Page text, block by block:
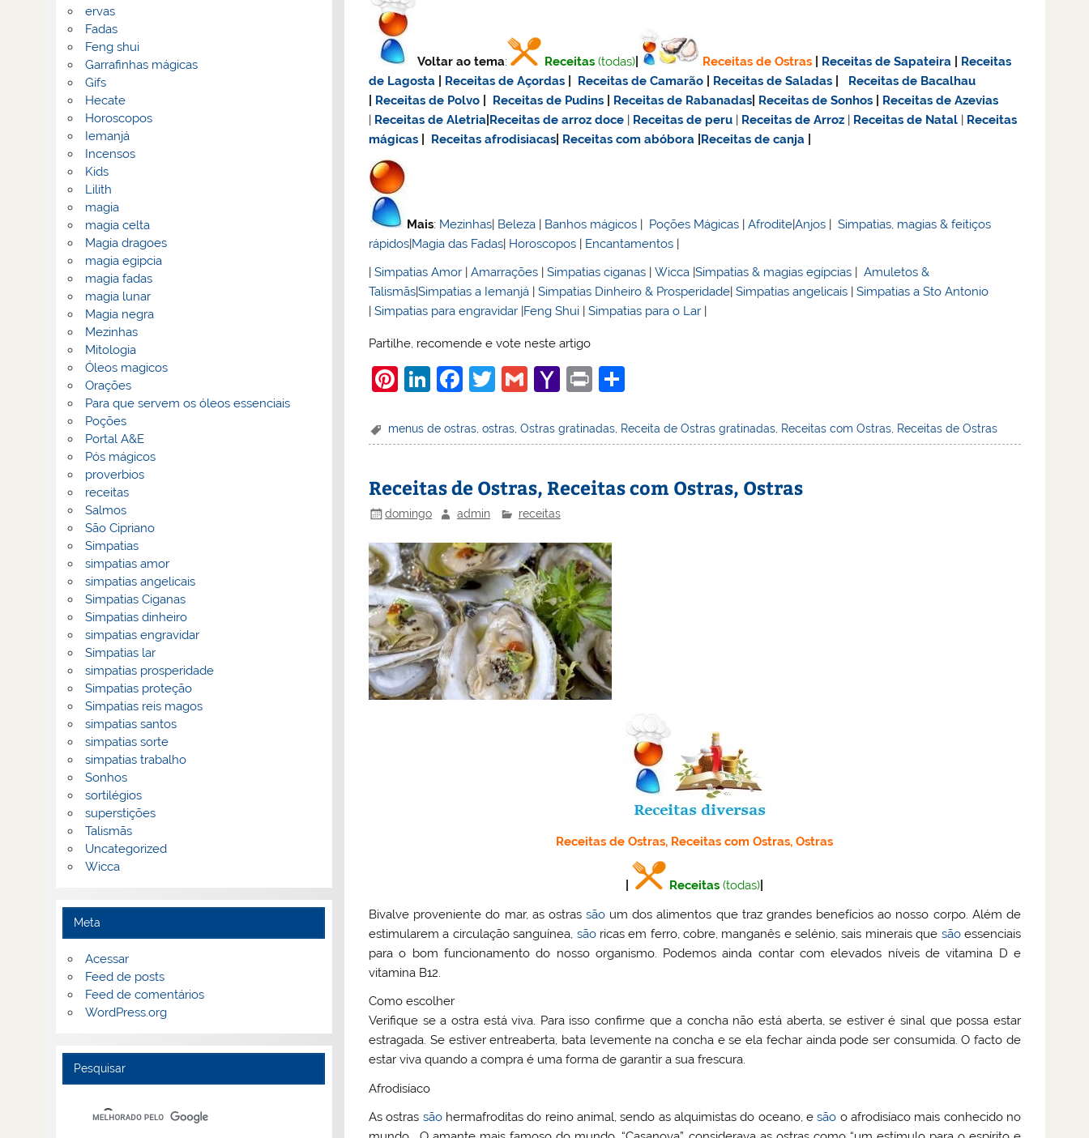
Voltar ao tema: Receitas (todas) Receitas de Ostras Receitas de Sapateira
Receitas
de Lagosta
Receitas de Açordas Receitas de Camarão Receitas de Saladas
Receitas de Bacalhau
Receitas de Polvo Receitas de Pudins Receitas de Rabanadas Receitas de Sonhos
Receitas de Azevias
Receitas de Aletria Receitas dearroz doce Receitas de peru Receitas de Arroz Receitas de Natal
Receitas
mágicas
Receitas afrodisiacas Receitas com abóbora Receitas de canja
Mais: Mezinhas| Beleza | Banhos mágicos | Poções Mágicas |Afrodite|Anjos |Simpatias, magias & feitiços
rápidos|Magia das Fadas| Horoscopos | Encantamentos |
|Simpatias Amor |Amarrações |Simpatias ciganas |Wicca |Simpatias & magias egípcias |Amuletos &
Talismãs|Simpatias a Iemanjá |Simpatias Dinheiro & Prosperidade|Simpatias angelicais |Simpatias a Sto Antonio
|Simpatias para engravidar |Feng Shui |Simpatias para o Lar |
Partilhe, recomende e vote neste artigo
Pi
er
st
Li
k
dI
n
F
c
b
o
k
T
itt
G
ai
Y
h
o
M
l
Pr
t
ar
menus de ostras ,ostras ,Ostras gratinadas Receita de Ostras gratinadas Receitas com Ostras Receitas de Ostras
Receitas de Ostras, Receitas com Ostras, Ostras
domingo admin receitas
Receitas de Ostras, Receitas com Ostras, Ostras
Receitas (todas)
Bivalve proveniente do mar, as ostrassão um dos alimentos que traz grandes benefícios ao nosso corpo. Além de
estimularem a circulação sanguínea, sãoricas em ferro, cobre, manganês e selénio, sais minerais que sãoessenciais
para o bom funcionamento do nosso organismo. Podemos ainda contar com elevados níveis de vitamina D e
vitamina B12.
Como escolher
Verifique se a ostra está viva. Para isso confirme que a concha não está aberta, se estiver é sinal que possa estar
estragada. Se estiver entreaberta, bata levemente na concha e se ela fechar ainda pode ser consumida. O facto de
estar viva quando a compra é uma forma de garantir a sua frescura.
Afrodisíaco
As ostras sãohermafroditas do reino animal, sendo as alquimistas do oceano, esão o afrodisíaco mais conhecido no
ervas
Fadas
Feng shui
Garrafinhas mágicas
Gifs
Hecate
Horoscopos
Iemanjá
Incensos
Kids
Lilith
magia
magia celta
Magia dragoes
magia egipcia
magia fadas
magia lunar
Magia negra
Mezinhas
Mitologia
Óleos magicos
Orações
Para que servem os óleos essenciais
Poções
Portal A&E
Pós mágicos
proverbios
receitas
Salmos
São Cipriano
Simpatias
simpatias amor
simpatias angelicais
Simpatias Ciganas
Simpatias dinheiro
simpatias engravidar
Simpatias lar
simpatias prosperidade
Simpatias proteção
Simpatias reis magos
simpatias santos
simpatias sorte
simpatias trabalho
Sonhos
sortilégios
superstições
Talismãs
Uncategorized
Wicca
Meta
Acessar
Feed de posts
Feed de comentários
WordPress.org
Pesquisar